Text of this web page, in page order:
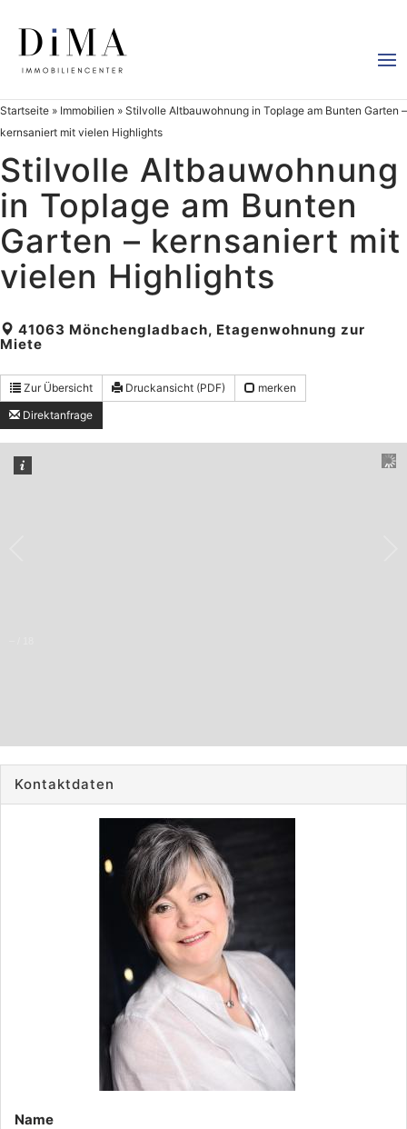
Startseite » Immobilien » Stilvolle Altbauwohnung in Toplage am Bunten Garten –
kernsaniert mit vielen Highlights
Stilvolle Altbauwohnung
in Toplage am Bunten
Garten – kernsaniert mit
vielen Highlights
41063 Mönchengladbach, Etagenwohnung zur
Miete
Zur Übersicht Druckansicht (PDF)
merken
Direktanfrage
Kontaktdaten
Name